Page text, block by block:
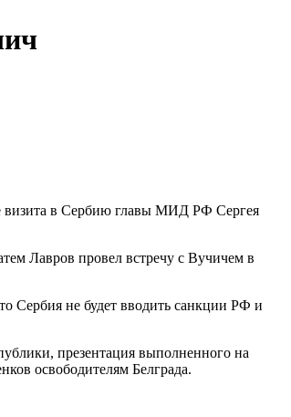
визита в Сербию главы МИД РФ Сергея
Лавров провел встречу с Вучичем в
Сербия не будет вводить санкции РФ и
презентация выполненного на
освободителям Белграда.